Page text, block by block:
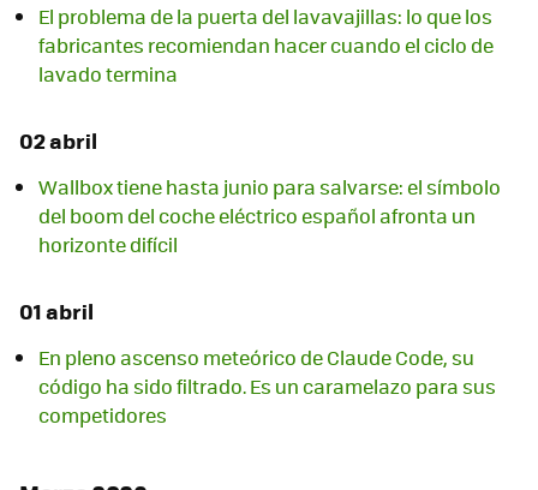
El problema de la puerta del lavavajillas: lo que los
fabricantes recomiendan hacer cuando el ciclo de
lavado termina
02 abril
Wallbox tiene hasta junio para salvarse: el símbolo
del boom del coche eléctrico español afronta un
horizonte difícil
01 abril
En pleno ascenso meteórico de Claude Code, su
código ha sido filtrado. Es un caramelazo para sus
competidores